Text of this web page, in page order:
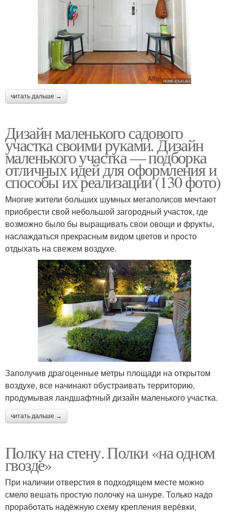
читать дальше →
Дизайн маленького садового
участка своими руками. Дизайн
маленького участка — подборка
отличных идей для оформления и
способы их реализации (130 фото)
Многие жители больших шумных мегаполисов мечтают
приобрести свой небольшой загородный участок, где
возможно было бы выращивать свои овощи и фрукты,
наслаждаться прекрасным видом цветов и просто
отдыхать на свежем воздухе.
Заполучив драгоценные метры площади на открытом
воздухе, все начинают обустраивать территорию,
продумывая ландшафтный дизайн маленького участка.
читать дальше →
Полку на стену. Полки «на одном
гвозде»
При наличии отверстия в подходящем месте можно
смело вешать простую полочку на шнуре. Только надо
проработать надёжную схему крепления верёвки,